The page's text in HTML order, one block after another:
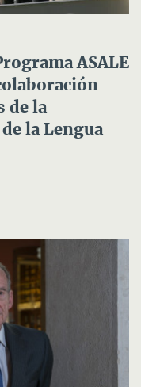
ASALE
de la
la Lengua